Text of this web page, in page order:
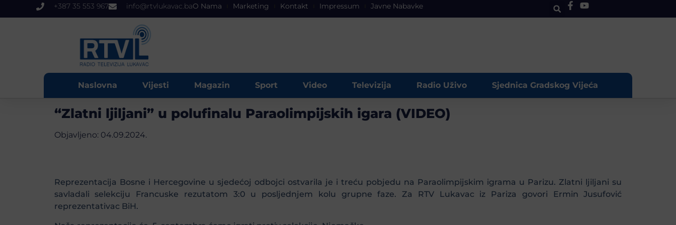
+387 35 553 967 info@rtvlukavac.baO Nama Marketing Kontakt Impressum Javne Nabavke
Naslovna Vijesti Magazin Sport Video Televizija Radio Uživo Sjednica Gradskog Vijeća
“Zlatni ljiljani” u polufinalu Paraolimpijskih igara (VIDEO)
Objavljeno: 04.09.2024.
Reprezentacija Bosne i Hercegovine u sjedećoj odbojci ostvarila je i treću pobjedu na Paraolimpijskim igrama u Parizu. Zlatni ljiljani su
savladali selekciju Francuske rezutatom 3:0 u posljednjem kolu grupne faze. Za RTV Lukavac iz Pariza govori Ermin Jusufović
reprezentativac BiH.